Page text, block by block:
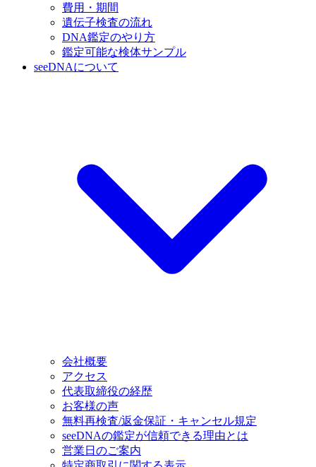
費用・期間
遺伝子検査の流れ
DNA鑑定のやり方
鑑定可能な検体サンプル
seeDNAについて
会社概要
アクセス
代表取締役の経歴
お客様の声
無料再検査/返金保証・キャンセル規定
seeDNAの鑑定が信頼できる理由とは
営業日のご案内